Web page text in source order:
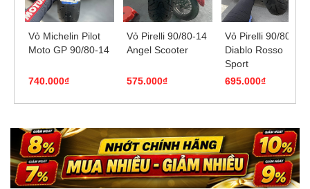
Vỏ Michelin Pilot
Moto GP 90/80-14
740.000₫
Vỏ Pirelli 90/80-14
Angel Scooter
575.000₫
Vỏ Pirelli 90/80-14
Diablo Rosso
Sport
695.000₫